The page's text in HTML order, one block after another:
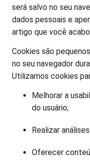
será salvo no seu
dados pessoais e
artigo que você
Cookies são
no seu navegador
Utilizamos cookies
Melhorar a
do usuário;
Realizar
Oferecer